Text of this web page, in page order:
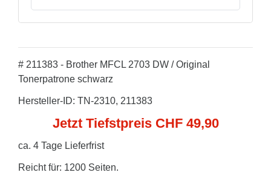
# 211383 - Brother MFCL 2703 DW / Original
Tonerpatrone schwarz
Hersteller-ID: TN-2310, 211383
Jetzt Tiefstpreis CHF 49,90
ca. 4 Tage Lieferfrist
Reicht für: 1200 Seiten.